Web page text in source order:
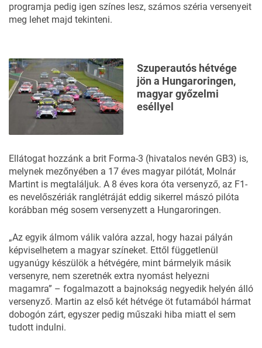
programja pedig igen színes lesz, számos széria versenyeit
meg lehet majd tekinteni.
Szuperautós hétvége
jön a Hungaroringen,
magyar győzelmi
eséllyel
Ellátogat hozzánk a brit Forma-3 (hivatalos nevén GB3) is,
melynek mezőnyében a 17 éves magyar pilótát, Molnár
Martint is megtaláljuk. A 8 éves kora óta versenyző, az F1-
es nevelőszériák ranglétráját eddig sikerrel mászó pilóta
korábban még sosem versenyzett a Hungaroringen.
„Az egyik álmom válik valóra azzal, hogy hazai pályán
képviselhetem a magyar színeket. Ettől függetlenül
ugyanúgy készülök a hétvégére, mint bármelyik másik
versenyre, nem szeretnék extra nyomást helyezni
magamra” – fogalmazott a bajnokság negyedik helyén álló
versenyző. Martin az első két hétvége öt futamából hármat
dobogón zárt, egyszer pedig műszaki hiba miatt el sem
tudott indulni.